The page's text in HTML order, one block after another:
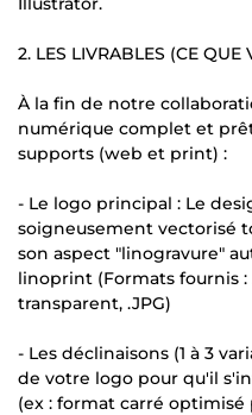
2. LES LIVRABLES (CE QUE
À la fin de notre
numérique complet et
supports (web et print) :
- Le logo principal : Le
soigneusement vectorisé
son aspect "linogravure"
linoprint (Formats fournis :
transparent, .JPG)
- Les déclinaisons (1 à 3
de votre logo pour qu'il
(ex : format carré optimisé